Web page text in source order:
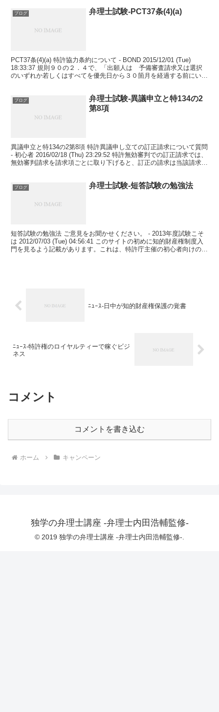
ブログ 弁理士試験-PCT37条(4)(a)
PCT37条(4)(a) 特許協力条約について - BOND 2015/12/01 (Tue)
18:33:37 規則９０の２．４で、「出願人は 予備審査請求又は選択
のいずれか若しくはすべてを優先日から３０箇月を経過する前にいつ
ブログ
弁理士試験-異議申立と特134の2
第8項
異議申立と特134の2第8項 特許異議申し立ての訂正請求について質問
- 初心者 2016/02/18 (Thu) 23:29:52 特許無効審判での訂正請求では、
無効審判請求を請求項ごとに取り下げると、訂正の請求は当該請求項
ブログ 弁理士試験-短答試験の勉強法
短答試験の勉強法 ご意見をお聞かせください。 - 2013年度試験こそ
は 2012/07/03 (Tue) 04:56:41 このサイトの初めに知的財産権制度入
門を見るよう記載があります。これは、特許庁主催の初心者向けのテ
ﾆｭｰｽ-日中が知的財産権保護の覚書
ﾆｭｰｽ-特許権のロイヤルティーで稼ぐビジ
ネス
コメント
コメントを書き込む
ホーム キャンペーン
独学の弁理士講座 -弁理士内田浩輔監修-
© 2019 独学の弁理士講座 -弁理士内田浩輔監修-.